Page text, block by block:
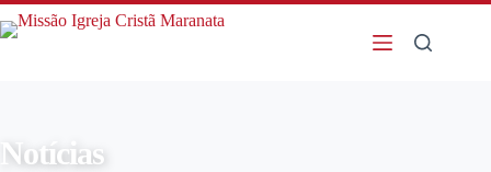
Notícias